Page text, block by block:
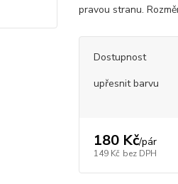
pravou stranu.
Dostupnost
upřesnit barvu
180 Kč/pár
149 Kč bez DPH